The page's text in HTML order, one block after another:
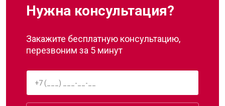
Нужна консультация?
Закажите бесплатную консультацию,
перезвоним за 5 минут